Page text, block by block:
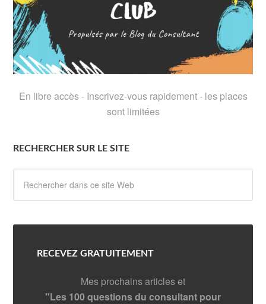
En libre accès - Inscrivez-vous rapidement - les places
sont limitées
RECHERCHER SUR LE SITE
RECEVEZ GRATUITEMENT
Mes prochains articles et
"Les 100 questions du consultant pour